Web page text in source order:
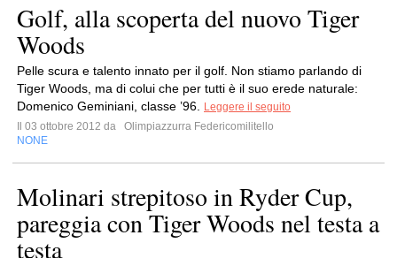
Golf, alla scoperta del nuovo Tiger
Woods
Pelle scura e talento innato per il golf. Non stiamo parlando di
Tiger Woods, ma di colui che per tutti è il suo erede naturale:
Domenico Geminiani, classe ’96.
Leggere il seguito
Il 03 ottobre 2012 da
Olimpiazzurra Federicomilitello
NONE
Molinari strepitoso in Ryder Cup,
pareggia con Tiger Woods nel testa a
testa